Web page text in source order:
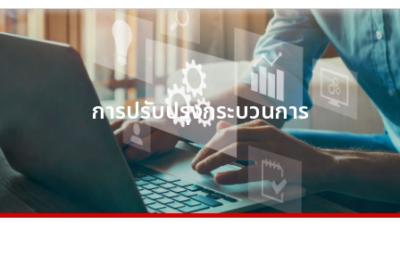
การปรับปรุงกระบวนการ